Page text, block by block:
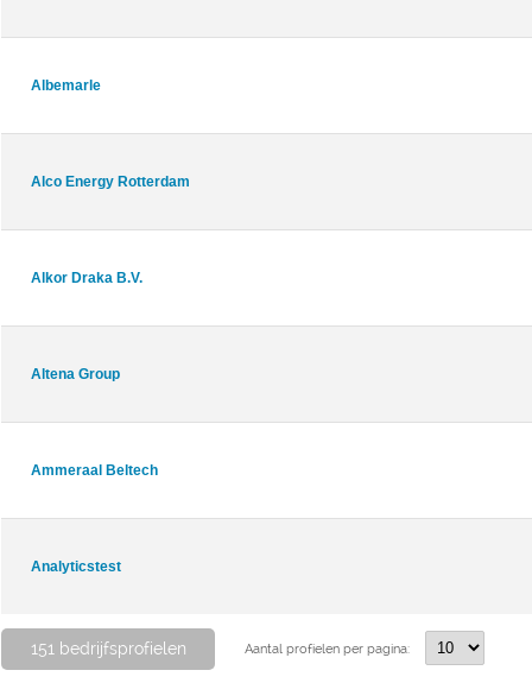
Albemarle
Alco Energy Rotterdam
Alkor Draka B.V.
Altena Group
Ammeraal Beltech
Analyticstest
151 bedrijfsprofielen Aantal profielen per pagina: